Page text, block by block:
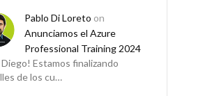
Pablo Di Loreto on
Anunciamos el Azure
Professional Training 2024
Estamos finalizando
de los cu…